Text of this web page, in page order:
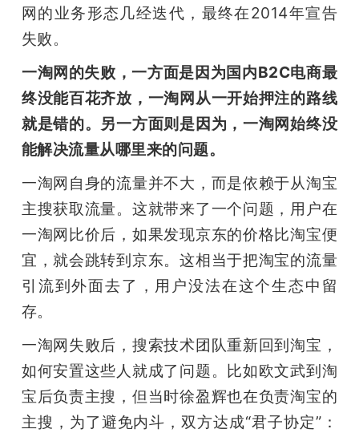
网的业务形态几经迭代，最终在2014年宣告
失败。
一淘网的失败，一方面是因为国内B2C电商最
终没能百花齐放，一淘网从一开始押注的路线
就是错的。另一方面则是因为，一淘网始终没
能解决流量从哪里来的问题。
一淘网自身的流量并不大，而是依赖于从淘宝
主搜获取流量。这就带来了一个问题，用户在
一淘网比价后，如果发现京东的价格比淘宝便
宜，就会跳转到京东。这相当于把淘宝的流量
引流到外面去了，用户没法在这个生态中留
存。
一淘网失败后，搜索技术团队重新回到淘宝，
如何安置这些人就成了问题。比如欧文武到淘
宝后负责主搜，但当时徐盈辉也在负责淘宝的
主搜，为了避免内斗，双方达成“君子协定”：